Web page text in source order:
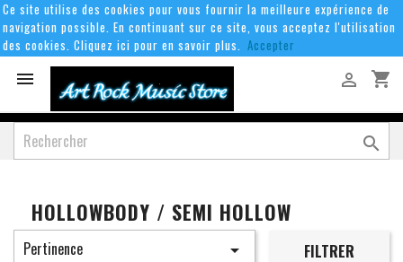
Ce site utilise des cookies pour vous fournir la meilleure expérience de
navigation possible. En continuant sur ce site, vous acceptez l'utilisation
des cookies. Cliquez ici pour en savoir plus. Accepter
 shopping_cart


HOLLOWBODY / SEMI HOLLOW
Pertinence  FILTRER